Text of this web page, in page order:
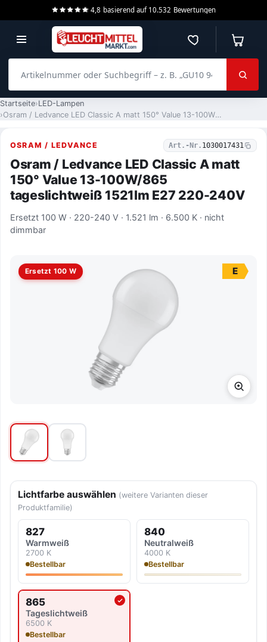
4,8 basierend auf 10.532 Bewertungen
Merkzettel
Startseite LED-Lampen
Osram / Ledvance LED Classic A matt 150° Value 13-100W/865 tageslichtweiß 1521lm E27 220-240V
OSRAM / LEDVANCE Art.-Nr. 1030017431
Osram / Ledvance LED Classic A matt
150° Value 13-100W/865
tageslichtweiß 1521lm E27 220-240V
Ersetzt 100 W · 220-240 V · 1.521 lm · 6.500 K · nicht
dimmbar
Ersetzt 100 W E
Lichtfarbe auswählen (weitere Varianten dieser
Produktfamilie)
827
Warmweiß
2700 K
Bestellbar
840
Neutralweiß
4000 K
Bestellbar
865
Tageslicht­weiß
6500 K
Bestellbar
Aktuell ausgewählte Lichtfarbe